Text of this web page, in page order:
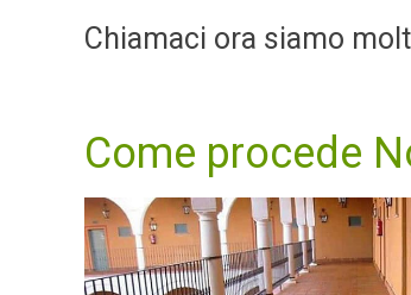
Chiamaci ora siamo
Come procede